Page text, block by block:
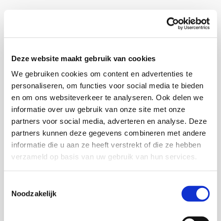
Deze website maakt gebruik van cookies
We gebruiken cookies om content en advertenties te
personaliseren, om functies voor social media te bieden
en om ons websiteverkeer te analyseren. Ook delen we
informatie over uw gebruik van onze site met onze
partners voor social media, adverteren en analyse. Deze
partners kunnen deze gegevens combineren met andere
informatie die u aan ze heeft verstrekt of die ze hebben
verzameld op basis van uw gebruik van hun services.
Noodzakelijk
Lusthofstraat
in Rotterdam-Kralingen. Een levendige
winkelstraat met speciaalzaken als kaaswinkel,
slagers, bakkers, groenteboer, interieur- en
schoenwinkels. Aangevuld met landelijke ketens in
het supermarkt segment, maar ook de Hema, Blokker
en Eko Plaza.
Goed bereikbaar te voet, met de fiets en auto.
Gelegen tussen Metrostations Gerdesiaweg en
Eenvoudig parkeren in Gemeente Parkeer